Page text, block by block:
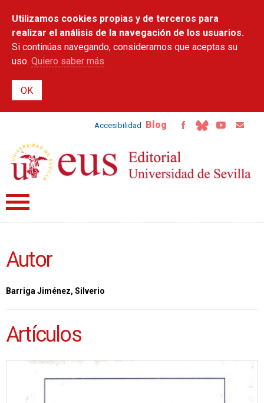
contenido
principal
Utilizamos cookies propias y de terceros para
realizar el análisis de la navegación de los usuarios.
Si continúas navegando, consideramos que aceptas su
uso. Quiero saber más
Accesibilidad Blog
Autor
Barriga Jiménez, Silverio
Artículos